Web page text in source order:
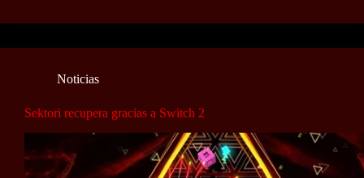
Noticias
Sektori recupera gracias a Switch 2